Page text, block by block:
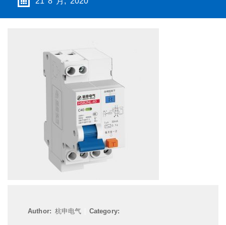
Author: 杭申电气| Category: